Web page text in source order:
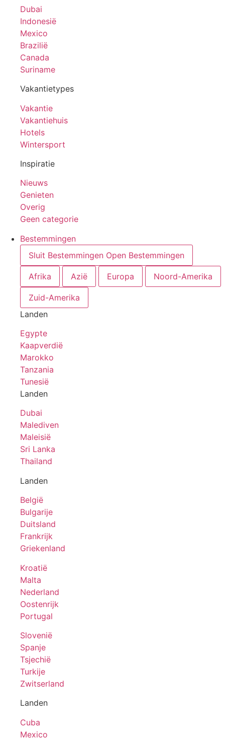
Dubai
Indonesië
Mexico
Brazilië
Canada
Suriname
Vakantietypes
Vakantie
Vakantiehuis
Hotels
Wintersport
Inspiratie
Nieuws
Genieten
Overig
Geen categorie
Bestemmingen
Sluit Bestemmingen Open Bestemmingen
Afrika Azië Europa Noord-Amerika
Zuid-Amerika
Landen
Egypte
Kaapverdië
Marokko
Tanzania
Tunesië
Landen
Dubai
Malediven
Maleisië
Sri Lanka
Thailand
Landen
België
Bulgarije
Duitsland
Frankrijk
Griekenland
Kroatië
Malta
Nederland
Oostenrijk
Portugal
Slovenië
Spanje
Tsjechië
Turkije
Zwitserland
Landen
Cuba
Mexico